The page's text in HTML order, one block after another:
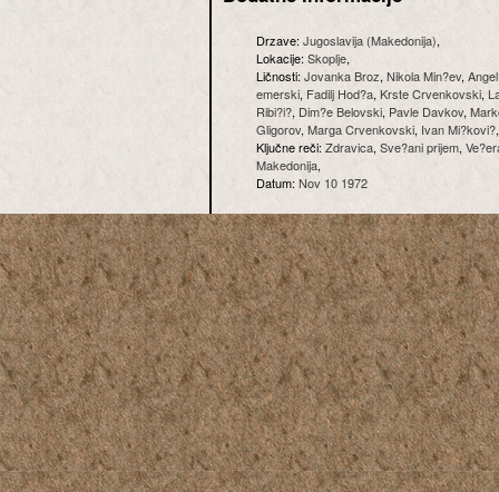
Drzave:Jugoslavija (Makedonija),
Lokacije:Skoplje,
Ličnosti:Jovanka Broz, Nikola Min?ev,
emerski, Fadilj Hod?a, Krste Crvenkovski,
Ribi?i?, Dim?e Belovski, Pavle Davkov,
Gligorov, Marga Crvenkovski, Ivan Mi?kovi?,
Ključne reči:Zdravica, Sve?ani prijem,
Makedonija,
Datum:Nov 10 1972